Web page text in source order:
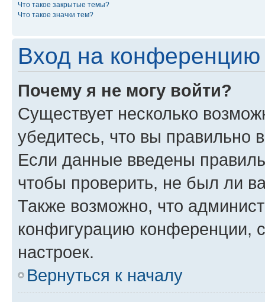
Что такое закрытые темы?
Что такое значки тем?
Вход на конференцию
Почему я не могу войти?
Существует несколько
убедитесь, что вы правильно
Если данные введены
чтобы проверить, не был ли
Также возможно, что
конфигурацию конференции,
настроек.
Вернуться к началу